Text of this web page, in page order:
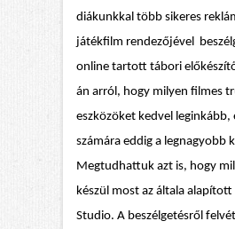
diákunkkal több sikeres
játékfilm rendezőjével
online tartott tábori
án arról, hogy milyen filmes
eszközöket kedvel leginkább,
számára eddig a legnagyobb
Megtudhattuk azt is, hogy
készül most az általa
Studio. A beszélgetésről